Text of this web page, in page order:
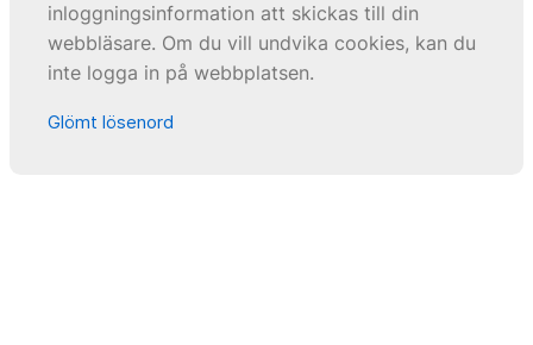
inloggningsinformation att skickas till din
webbläsare. Om du vill undvika cookies, kan du
inte logga in på webbplatsen.
Glömt lösenord